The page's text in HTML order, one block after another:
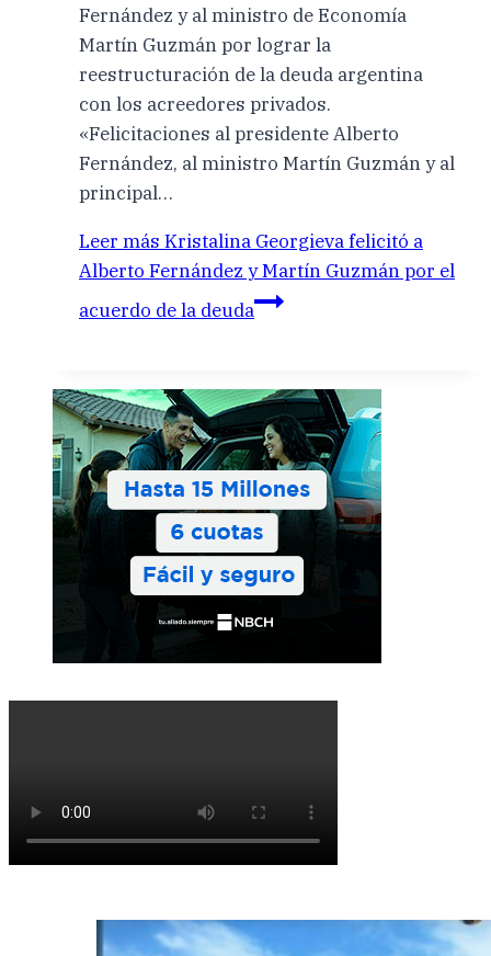
Fernández y al ministro de Economía
Martín Guzmán por lograr la
reestructuración de la deuda argentina
con los acreedores privados.
«Felicitaciones al presidente Alberto
Fernández, al ministro Martín Guzmán y al
principal…
Leer más Kristalina Georgieva felicitó a
Alberto Fernández y Martín Guzmán por el
acuerdo de la deuda